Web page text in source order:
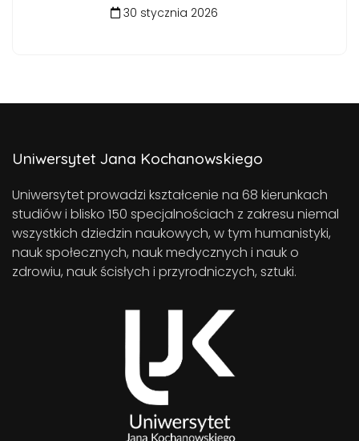
30 stycznia 2026
Uniwersytet Jana Kochanowskiego
Uniwersytet prowadzi kształcenie na 68 kierunkach
studiów i blisko 150 specjalnościach z zakresu niemal
wszystkich dziedzin naukowych, w tym humanistyki,
nauk społecznych, nauk medycznych i nauk o
zdrowiu, nauk ścisłych i przyrodniczych, sztuki.